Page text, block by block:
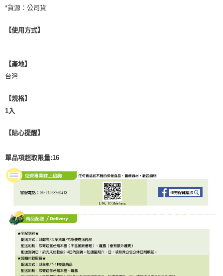
*貨源：公司貨
【使用方式】
【產地】
台灣
【規格】
1入
【貼心提醒】
單品項超取限量:16